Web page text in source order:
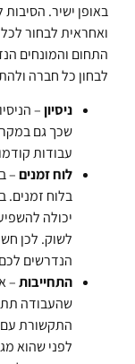
באופן ישיר.
ואחראית לבחור
התחום והמונחים
לבחון כל חברה
ניסיון–
שכך גם
עבודות
לוח זמנים–
בלוח זמנים.
יכולה
לשוק. לכן
הנדרשים
התחייבות–
שהעבודה
התקשורת
לפני שהוא